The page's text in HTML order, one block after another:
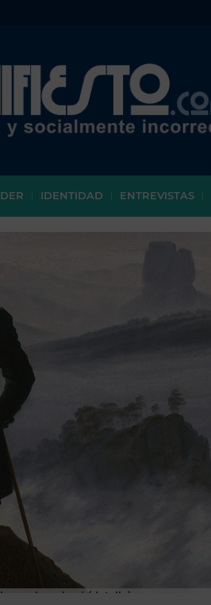
IDENTIDAD ENTREVISTAS
mar de nubes' (detalle)